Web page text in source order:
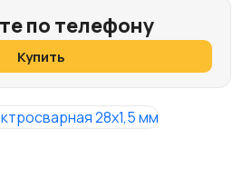
по телефону
Купить